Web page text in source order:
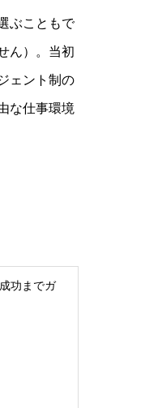
ぶこともで
ん）。当初
ェント制の
な仕事環境
功までガ